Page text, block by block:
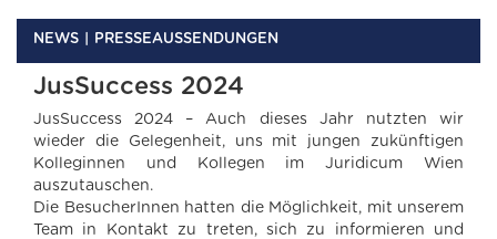
NEWS PRESSEAUSSENDUNGEN
JusSuccess 2024
JusSuccess 2024 – Auch dieses Jahr nutzten wir
wieder die Gelegenheit, uns mit jungen zukünftigen
Kolleginnen und Kollegen im Juridicum Wien
auszutauschen.
Die BesucherInnen hatten die Möglichkeit, mit unserem
Team in Kontakt zu treten, sich zu informieren und